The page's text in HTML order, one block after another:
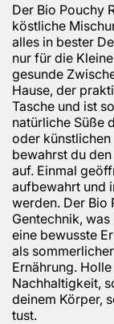
Der Bio Pouchy
köstliche
alles in bester
nur für die
gesunde
Hause, der
Tasche und ist
natürliche Süße
oder künstlichen
bewahrst du
auf. Einmal
aufbewahrt und
werden. Der Bio
Gentechnik,
eine bewusste
als
Ernährung.
Nachhaltigkeit,
deinem Körper,
tust.